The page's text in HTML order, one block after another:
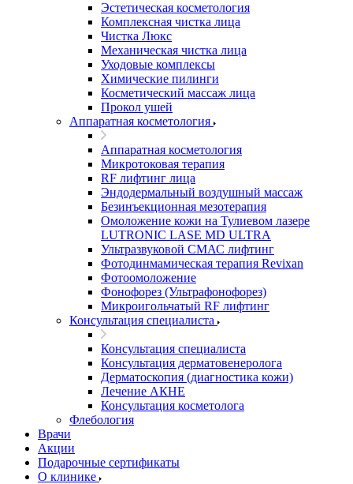
Эстетическая косметология
Комплексная чистка лица
Чистка Люкс
Механическая чистка лица
Уходовые комплексы
Химические пилинги
Косметический массаж лица
Прокол ушей
Аппаратная косметология
Аппаратная косметология
Микротоковая терапия
RF лифтинг лица
Эндодермальный воздушный массаж
Безинъекционная мезотерапия
Омоложение кожи на Тулиевом лазере
LUTRONIC LASE MD ULTRA
Ультразвуковой СМАС лифтинг
Фотодинмамическая терапия Revixan
Фотоомоложение
Фонофорез (Ультрафонофорез)
Микроигольчатый RF лифтинг
Консультация специалиста
Консультация специалиста
Консультация дерматовенеролога
Дерматоскопия (диагностика кожи)
Лечение АКНЕ
Консультация косметолога
Флебология
Врачи
Акции
Подарочные сертификаты
О клинике